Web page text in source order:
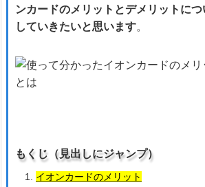
ンカードのメリットとデメリットに
していきたいと思います。
もくじ（見出しにジャンプ）
イオンカードのメリット